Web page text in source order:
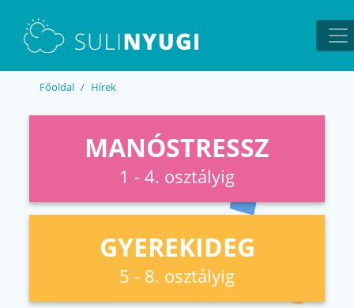
Főoldal Hírek
MANÓSTRESSZ
1 - 4. osztályig
GYEREKIDEG
5 - 8. osztályig